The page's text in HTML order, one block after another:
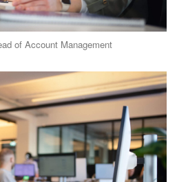
of Account Management